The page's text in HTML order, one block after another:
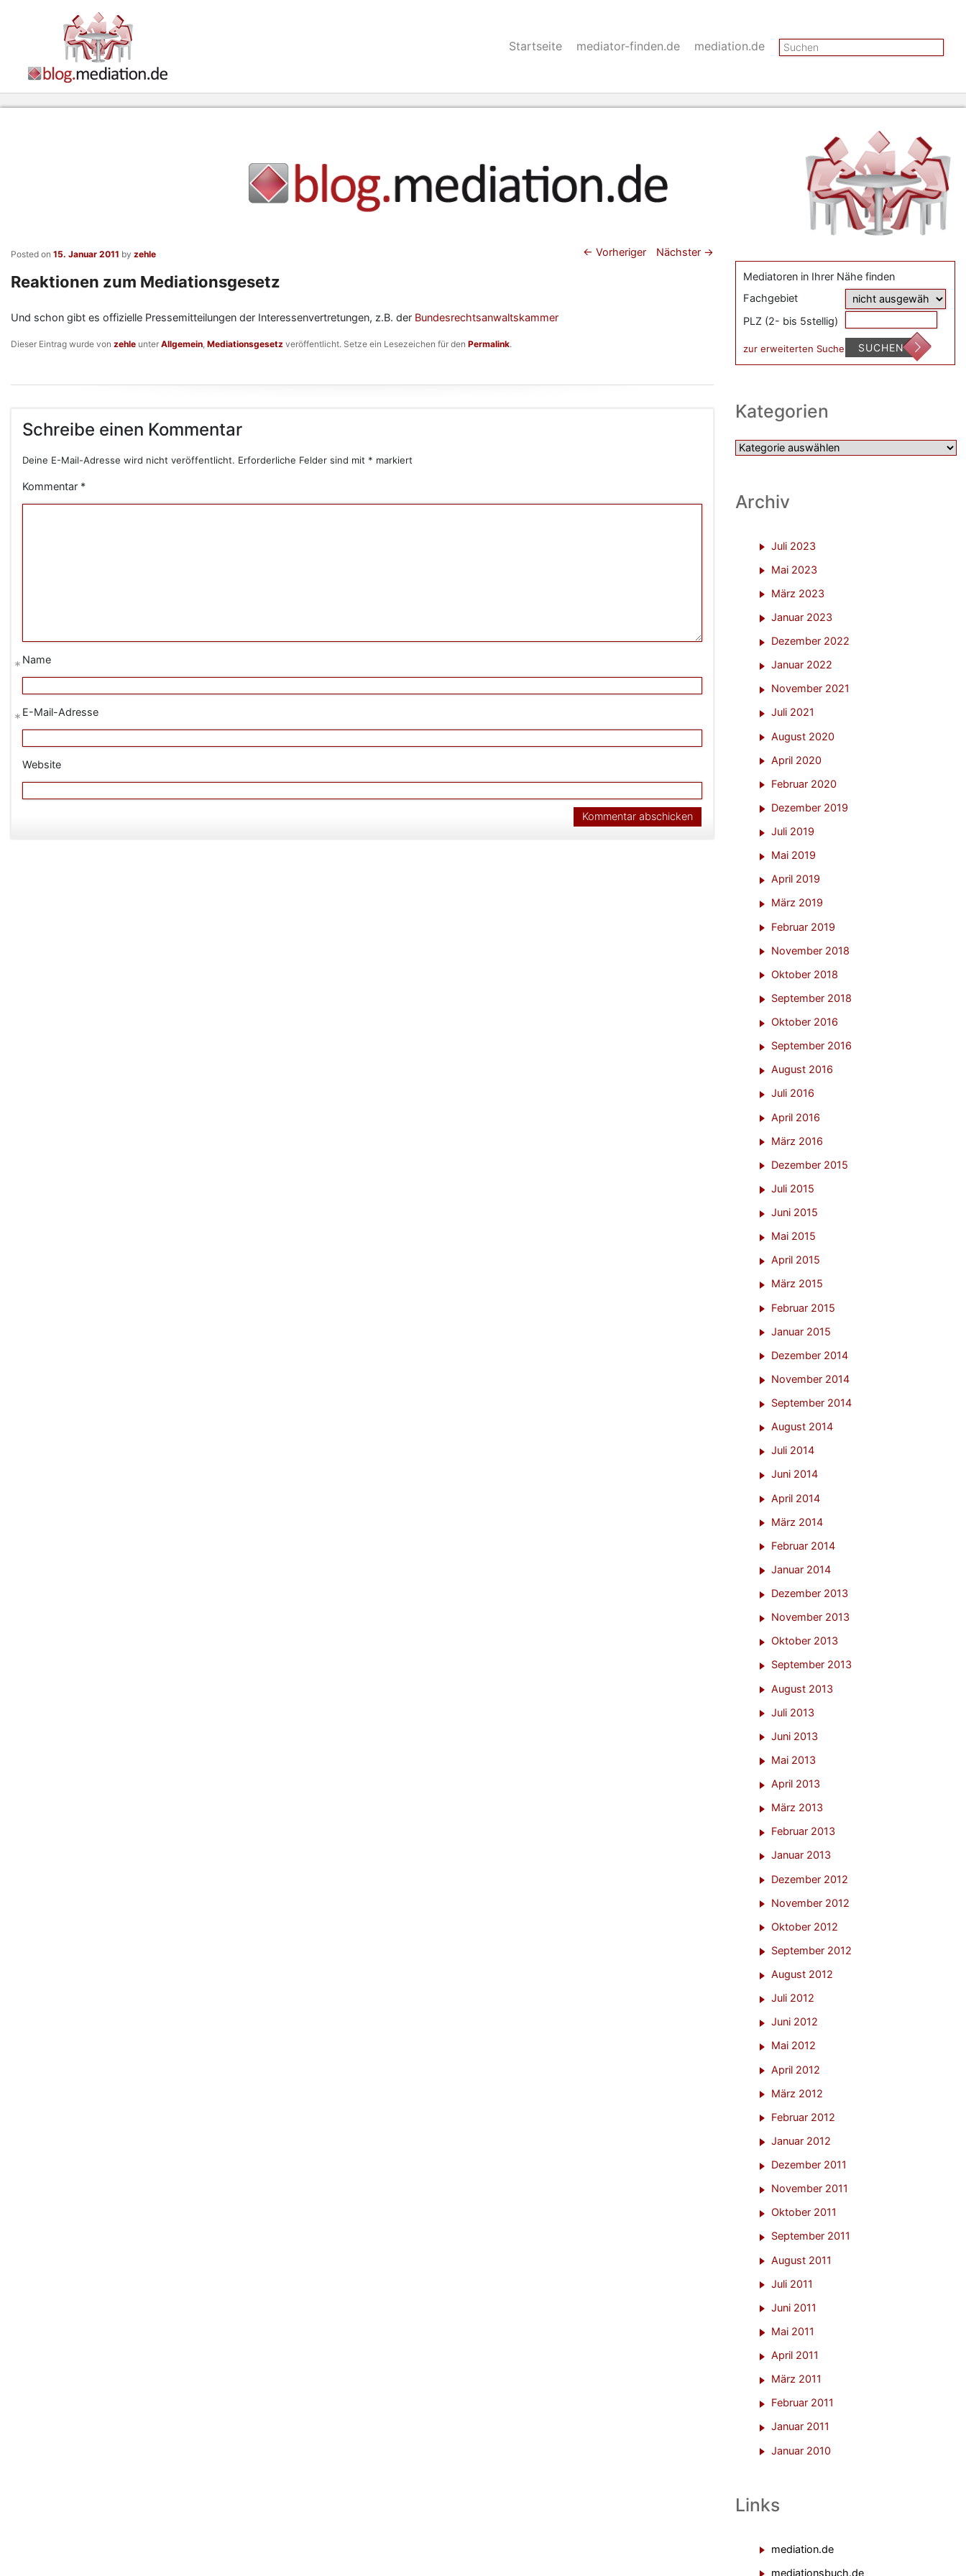
Startseite mediator-finden.de mediation.de Suchen
Beitragsnavigation
← Vorheriger Nächster →
Reaktionen zum Mediationsgesetz
Posted on 15. Januar 2011 by zehle
Und schon gibt es offizielle Pressemitteilungen der Interessenvertretungen, z.B. der Bundesrechtsanwaltskammer
Dieser Eintrag wurde von zehle unter Allgemein Mediationsgesetz veröffentlicht. Setze ein Lesezeichen für den Permalink.
Schreibe einen Kommentar
Deine E-Mail-Adresse wird nicht veröffentlicht. Erforderliche Felder sind mit * markiert
Kommentar *
Name
*
E-Mail-Adresse
*
Website
Mediatoren in Ihrer Nähe finden
Fachgebiet
PLZ (2- bis 5stellig)
zur erweiterten Suche SUCHEN
Kategorien
Kategorien
Archiv
Juli 2023
Mai 2023
März 2023
Januar 2023
Dezember 2022
Januar 2022
November 2021
Juli 2021
August 2020
April 2020
Februar 2020
Dezember 2019
Juli 2019
Mai 2019
April 2019
März 2019
Februar 2019
November 2018
Oktober 2018
September 2018
Oktober 2016
September 2016
August 2016
Juli 2016
April 2016
März 2016
Dezember 2015
Juli 2015
Juni 2015
Mai 2015
April 2015
März 2015
Februar 2015
Januar 2015
Dezember 2014
November 2014
September 2014
August 2014
Juli 2014
Juni 2014
April 2014
März 2014
Februar 2014
Januar 2014
Dezember 2013
November 2013
Oktober 2013
September 2013
August 2013
Juli 2013
Juni 2013
Mai 2013
April 2013
März 2013
Februar 2013
Januar 2013
Dezember 2012
November 2012
Oktober 2012
September 2012
August 2012
Juli 2012
Juni 2012
Mai 2012
April 2012
März 2012
Februar 2012
Januar 2012
Dezember 2011
November 2011
Oktober 2011
September 2011
August 2011
Juli 2011
Juni 2011
Mai 2011
April 2011
März 2011
Februar 2011
Januar 2011
Januar 2010
Links
mediation.de
mediationsbuch.de